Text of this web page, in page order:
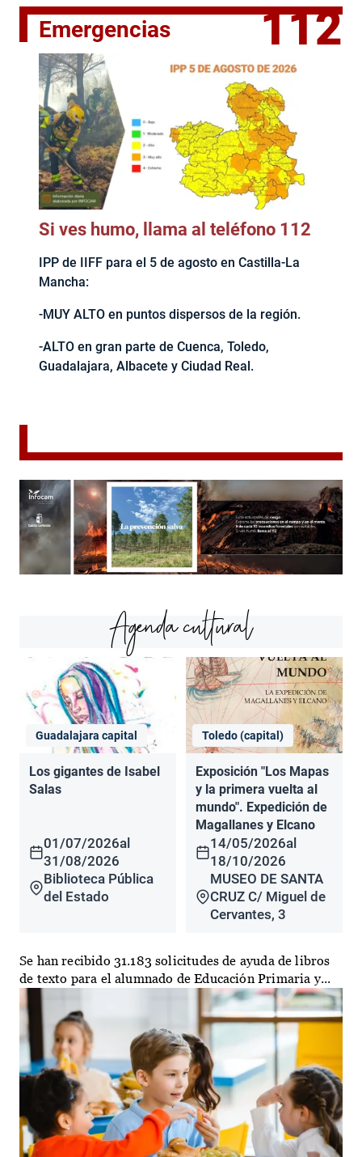
Emergencias 112
Si ves humo, llama al teléfono 112
IPP de IIFF para el 5 de agosto en Castilla-La
Mancha:
-MUY ALTO en puntos dispersos de la región.
-ALTO en gran parte de Cuenca, Toledo,
Guadalajara, Albacete y Ciudad Real.
Agenda cultural
Guadalajara capital
Los gigantes de Isabel
Salas
01/07/2026al
31/08/2026
Biblioteca Pública
del Estado
Toledo (capital)
Exposición "Los Mapas
y la primera vuelta al
mundo". Expedición de
Magallanes y Elcano
14/05/2026al
18/10/2026
MUSEO DE SANTA
CRUZ C/ Miguel de
Cervantes, 3
Se han recibido 31.183 solicitudes de ayuda de libros
de texto para el alumnado de Educación Primaria y...